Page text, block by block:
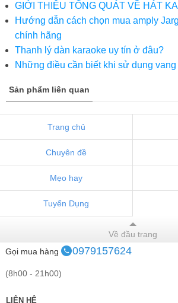
GIỚI THIỆU TỔNG QUÁT VỀ HÁT
Hướng dẫn cách chọn mua amply
chính hãng
Thanh lý dàn karaoke uy tín ở đâu?
Những điều cần biết khi sử dụng vang
Sản phẩm liên quan
Trang chủ
Chuyên đề
Mẹo hay
Tuyển Dụng
Về đầu trang
Gọi mua hàng
0979157624
(8h00 - 21h00)
LIÊN HỆ